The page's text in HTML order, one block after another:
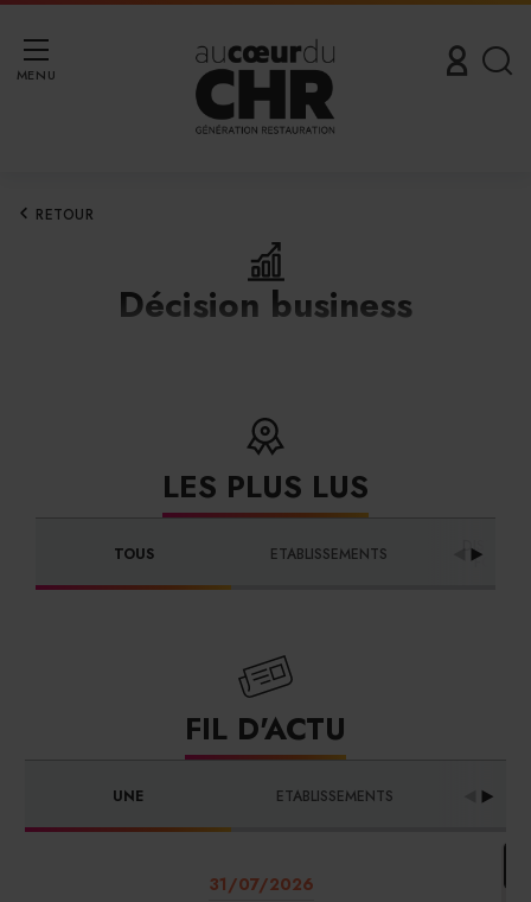
MENU
RETOUR
Décision business
LES PLUS LUS
TOUS ETABLISSEMENTS
FIL D'ACTU
UNE ETABLISSEMENTS
31/07/2026